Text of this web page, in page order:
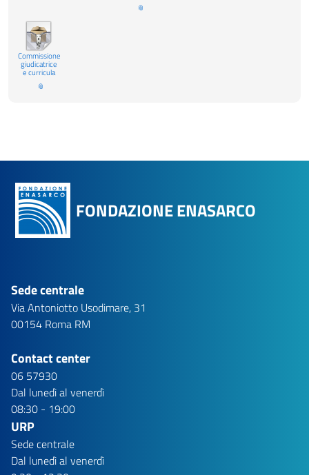
Commissione
giudicatrice
e curricula
FONDAZIONE ENASARCO
Sede centrale
Via Antoniotto Usodimare, 31
00154 Roma RM
Contact center
06 57930
Dal lunedì al venerdì
08:30 - 19:00
URP
Sede centrale
Dal lunedì al venerdì